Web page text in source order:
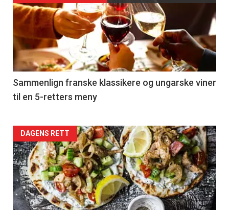
akkurat
nå
-
5
Sammenlign franske klassikere og ungarske viner
til en 5-retters meny
Forsiden
akkurat
nå
-
DAGENS RETT